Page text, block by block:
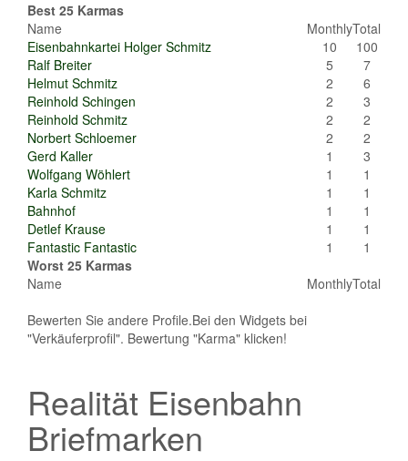
Best 25 Karmas
Name
MonthlyTotal
Eisenbahnkartei Holger Schmitz
10
100
Ralf Breiter
5
7
Helmut Schmitz
2
6
Reinhold Schingen
2
3
Reinhold Schmitz
2
2
Norbert Schloemer
2
2
Gerd Kaller
1
3
Wolfgang Wöhlert
1
1
Karla Schmitz
1
1
Bahnhof
1
1
Detlef Krause
1
1
Fantastic Fantastic
1
1
Worst 25 Karmas
Name
MonthlyTotal
Bewerten Sie andere Profile.Bei den Widgets bei
"Verkäuferprofil". Bewertung "Karma" klicken!
Realität Eisenbahn
Briefmarken